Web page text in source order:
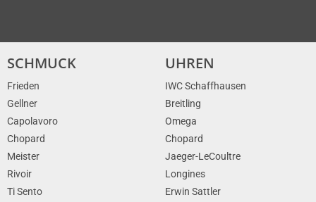
SCHMUCK
Frieden
Gellner
Capolavoro
Chopard
Meister
Rivoir
Ti Sento
UHREN
IWC Schaffhausen
Breitling
Omega
Chopard
Jaeger-LeCoultre
Longines
Erwin Sattler